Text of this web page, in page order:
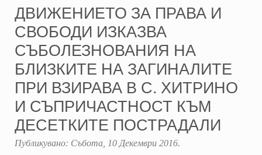
ДВИЖЕНИЕТО ЗА ПРАВА И
СВОБОДИ ИЗКАЗВА
СЪБОЛЕЗНОВАНИЯ НА
БЛИЗКИТЕ НА ЗАГИНАЛИТЕ
ПРИ ВЗИРАВА В С. ХИТРИНО
И СЪПРИЧАСТНОСТ КЪМ
ДЕСЕТКИТЕ ПОСТРАДАЛИ
Публикувано: Събота, 10 Декември 2016.